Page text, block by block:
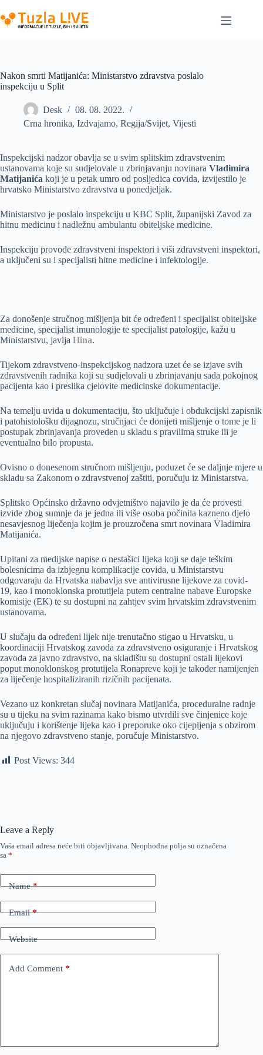
to
content
Nakon smrti Matijanića: Ministarstvo zdravstva poslalo
inspekciju u Split
Desk
08. 08. 2022.
Crna hronika, Izdvajamo, Regija/Svijet, Vijesti
Inspekcijski nadzor obavlja se u svim splitskim zdravstvenim
ustanovama koje su sudjelovale u zbrinjavanju novinara Vladimira
Matijanića koji je u petak umro od posljedica covida, izvijestilo je
hrvatsko Ministarstvo zdravstva u ponedjeljak.
Ministarstvo je poslalo inspekciju u KBC Split, županijski Zavod za
hitnu medicinu i nadležnu ambulantu obiteljske medicine.
Inspekciju provode zdravstveni inspektori i viši zdravstveni inspektori,
a uključeni su i specijalisti hitne medicine i infektologije.
Za donošenje stručnog mišljenja bit će određeni i specijalist obiteljske
medicine, specijalist imunologije te specijalist patologije, kažu u
Ministarstvu, javlja Hina.
Tijekom zdravstveno-inspekcijskog nadzora uzet će se izjave svih
zdravstvenih radnika koji su sudjelovali u zbrinjavanju sada pokojnog
pacijenta kao i preslika cjelovite medicinske dokumentacije.
Na temelju uvida u dokumentaciju, što uključuje i obdukcijski zapisnik
i patohistološku dijagnozu, stručnjaci će donijeti mišljenje o tome je li
postupak zbrinjavanja proveden u skladu s pravilima struke ili je
eventualno bilo propusta.
Ovisno o donesenom stručnom mišljenju, poduzet će se daljnje mjere u
skladu sa Zakonom o zdravstvenoj zaštiti, poručuju iz Ministarstva.
Splitsko Općinsko državno odvjetništvo najavilo je da će provesti
izvide zbog sumnje da je jedna ili više osoba počinila kazneno djelo
nesavjesnog liječenja kojim je prouzročena smrt novinara Vladimira
Matijanića.
Upitani za medijske napise o nestašici lijeka koji se daje teškim
bolesnicima da izbjegnu komplikacije covida, u Ministarstvu
odgovaraju da Hrvatska nabavlja sve antivirusne lijekove za covid-
19, kao i monoklonska protutijela putem centralne nabave Europske
komisije (EK) te su dostupni na zahtjev svim hrvatskim zdravstvenim
ustanovama.
U slučaju da određeni lijek nije trenutačno stigao u Hrvatsku, u
koordinaciji Hrvatskog zavoda za zdravstveno osiguranje i Hrvatskog
zavoda za javno zdravstvo, na skladištu su dostupni ostali lijekovi
poput monoklonskog protutijela Ronapreve koji je također namijenjen
za liječenje hospitaliziranih rizičnih pacijenata.
Vezano uz konkretan slučaj novinara Matijanića, proceduralne radnje
su u tijeku na svim razinama kako bismo utvrdili sve činjenice koje
uključuju i korištenje lijeka kao i preporuke oko cijepljenja s obzirom
na njegovo zdravstveno stanje, poručuje Ministarstvo.
Post Views: 344
Leave a Reply
Vaša email adresa neće biti objavljivana. Neophodna polja su označena
sa *
Name*
Email*
Website
Add Comment *